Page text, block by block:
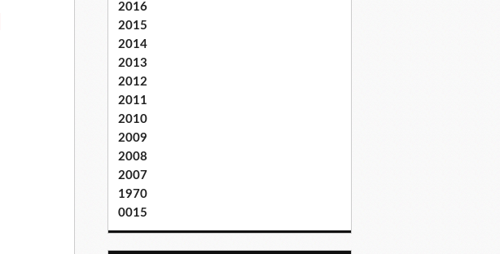
2016
2015
2014
2013
2012
2011
2010
2009
2008
2007
1970
0015